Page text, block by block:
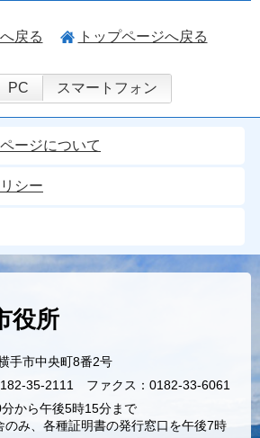
戻る トップページへ戻る
PC スマートフォン
ージについて
シー
役所
手市中央町8番2号
35-2111 ファクス：0182-33-6061
から午後5時15分まで
のみ、各種証明書の発行窓口を午後7時